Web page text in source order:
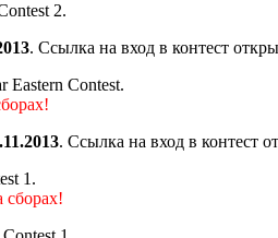
2.
. Ссылка на вход в контест
Eastern Contest.
. Ссылка на вход в контест
1.
сборах!